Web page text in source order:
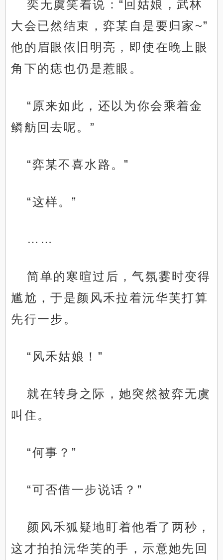
奕无虞笑着说：“回姑娘，武林
大会已然结束，弈某自是要归家~”
他的眉眼依旧明亮，即使在晚上眼
角下的痣也仍是惹眼。
“原来如此，还以为你会乘着金
鳞舫回去呢。”
“弈某不喜水路。”
“这样。”
……
简单的寒暄过后，气氛霎时变得
尴尬，于是颜风禾拉着沅华芙打算
先行一步。
“风禾姑娘！”
就在转身之际，她突然被弈无虞
叫住。
“何事？”
“可否借一步说话？”
颜风禾狐疑地盯着他看了两秒，
这才拍拍沅华芙的手，示意她先回